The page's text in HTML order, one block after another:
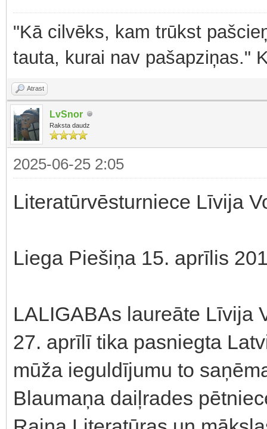
"Kā cilvēks, kam trūkst
tauta, kurai nav pašapziņas."
Atrast
LvSnor
Raksta daudz
2025-06-25 2:05
Literatūrvēsturniece Līvija
Liega Piešiņa 15. aprīlis
LALIGABAs laureāte Līvija
27. aprīlī tika pasniegta
mūža ieguldījumu to
Blaumaņa daiļrades